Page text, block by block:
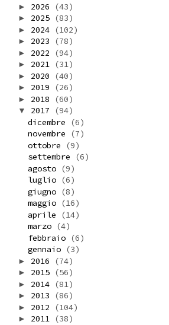
► 2026 (43)
► 2025 (83)
► 2024 (102)
► 2023 (78)
► 2022 (94)
► 2021 (31)
► 2020 (40)
► 2019 (26)
► 2018 (60)
▼ 2017
(94)
dicembre
(6)
novembre
(7)
ottobre
(9)
settembre
(6)
agosto (9)
luglio (6)
giugno (8)
maggio (16)
aprile
(14)
marzo (4)
febbraio (6)
gennaio (3)
► 2016 (74)
► 2015 (56)
► 2014 (81)
► 2013 (86)
► 2012 (104)
► 2011 (38)